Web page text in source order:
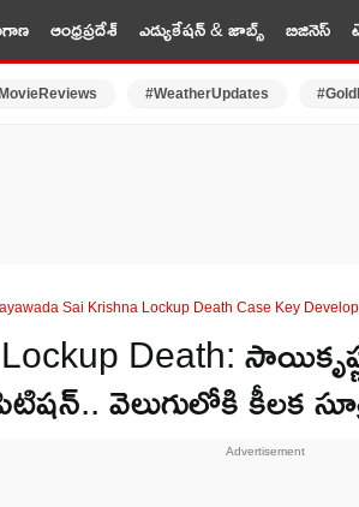
ఆంధ్రప్రదేశ్ ఎడ్యుకేషన్ & జాబ్స్ బిజినెస్
#WeatherUpdates
Sai Krishna Lockup Death Case Key
Death:
వెలుగులోకి కీలక